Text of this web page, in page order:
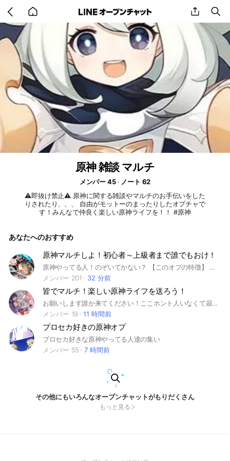
back share
原神 雑談 マルチ
メンバー 45
ノート 62
⚠️即抜け禁止⚠️ 原神に関する雑談やマルチのお手伝いをした
りされたり、、、 自由がモットーのまったりしたオプチャで
す！みんなで仲良く楽しい原神ライフを！！ #原神
あなたへのおすすめ
原神マルチしよ！初心者～上級者まで誰でもおけ！
原神やってる人！のぞいてかない？ 【このオプの特徴】 ・みんなマルチ大好きだから、マルチ募集したら誰かしらは来てくれます！ ・聖遺物の質問等にはめちゃ詳細すぎるアドバイスが返ってきます！ ・不定期にライトやってます！新規さんも遠慮せず入ってきてね〜 ・しっかりとした管理体制により荒らしが入ってきたことはありません！ 興味が湧き始めたそこのあなた！この楽しく個性豊かなオプに入ってみませんか？？ 入ったら名前の横に世界ランク書くのと、ノートに自己紹介もお願いします！ 大事なノートも確認してね！ ゆるくやっていく予定ですが即抜けや荒らしは強制退会、再参加禁止とさせていただきます みんなで楽しくやってこ！！ #原神 #初心者 #原神マルチ #雑談 開設 2024/10/22 100人🎊 2024/12/12 200人🎊 2025/3/8
メンバー 201
32 分前
皆でマルチ！楽しい原神ライフを送ろう！
お願いします誰か来てください！ここホント人いなくて寂しぃです！＼(^o^)／お願いします！原神楽しいからね？お願い！
メンバー 19
11 時間前
プロセカ好きの原神オプ
プロセカ好きな原神やってる人達の集い
メンバー 55
7 時間前
その他にもいろんなオープンチャットがもりだくさん
もっと見る